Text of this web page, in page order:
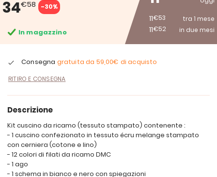
34€58 -30%
11€53 tra 1 mese
11€52 in due mesi
In magazzino
Consegna gratuita da 59,00€ di acquisto
RITIRO E CONSEGNA
Descrizione
Kit cuscino da ricamo (tessuto stampato) contenente :
- 1 cuscino confezionato in tessuto écru melange stampato
con cerniera (cotone e lino)
- 12 colori di filati da ricamo DMC
- 1 ago
- 1 schema in bianco e nero con spiegazioni